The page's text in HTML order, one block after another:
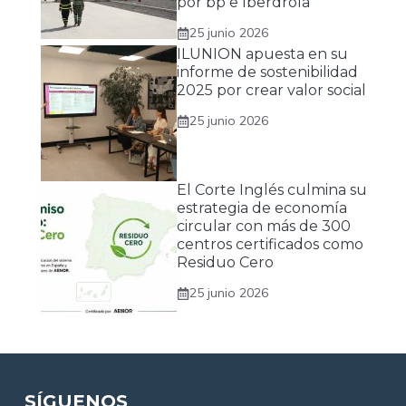
25 junio 2026
ILUNION apuesta en su
informe de sostenibilidad
2025 por crear valor social
25 junio 2026
El Corte Inglés culmina su
estrategia de economía
circular con más de 300
centros certificados como
Residuo Cero
25 junio 2026
SÍGUENOS